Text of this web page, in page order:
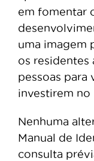
em fomentar
uma imagem
os residentes
pessoas para
investirem no
Nenhuma
Manual de
consulta